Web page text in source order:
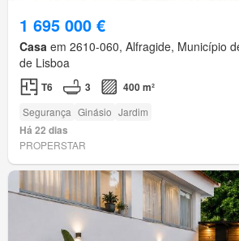
1 695 000 €
Casa em 2610-060, Alfragide, Município
de Lisboa
T6 3 400 m²
Segurança Ginásio Jardim
Há 22 dias
PROPERSTAR